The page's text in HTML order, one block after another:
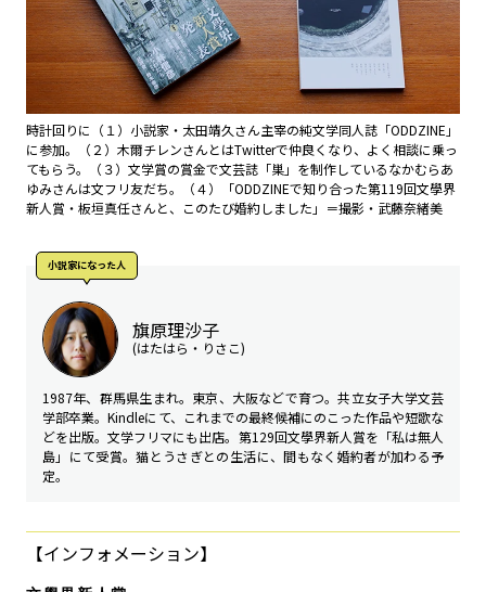
時計回りに（１）小説家・太田靖久さん主宰の純文学同人誌「ODDZINE」
に参加。（２）木爾チレンさんとはTwitterで仲良くなり、よく相談に乗っ
てもらう。（３）文学賞の賞金で文芸誌「巣」を制作しているなかむらあ
ゆみさんは文フリ友だち。（４）「ODDZINEで知り合った第119回文學界
新人賞・板垣真任さんと、このたび婚約しました」＝撮影・武藤奈緒美
小説家になった人
旗原理沙子
(はたはら・りさこ)
1987年、群馬県生まれ。東京、大阪などで育つ。共立女子大学文芸
学部卒業。Kindleにて、これまでの最終候補にのこった作品や短歌な
どを出版。文学フリマにも出店。第129回文學界新人賞を「私は無人
島」にて受賞。猫とうさぎとの生活に、間もなく婚約者が加わる予
定。
【インフォメーション】